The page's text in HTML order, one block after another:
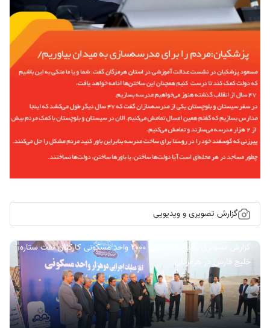
گزارش تصویری و ویدیویی
گزارش تصویری/ آیین کلنگ زنی ۲۰۰۰ واحد مسکونی کارکنان نفت ستاره
خلیج فارس در هرمزگان